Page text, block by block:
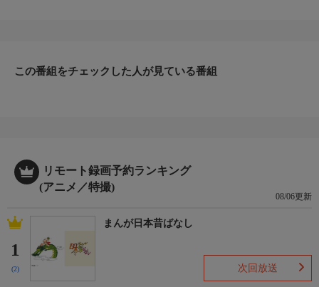
この番組をチェックした人が見ている番組
リモート録画予約ランキング
(アニメ／特撮)
08/06更新
1
(2)
まんが日本昔ばなし
次回放送